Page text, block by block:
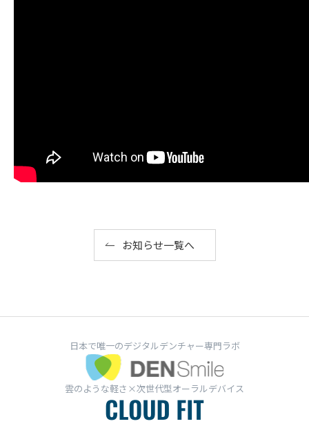
お知らせ一覧へ
日本で唯一のデジタルデンチャー専門ラボ
雲のような軽さ×次世代型オーラルデバイス